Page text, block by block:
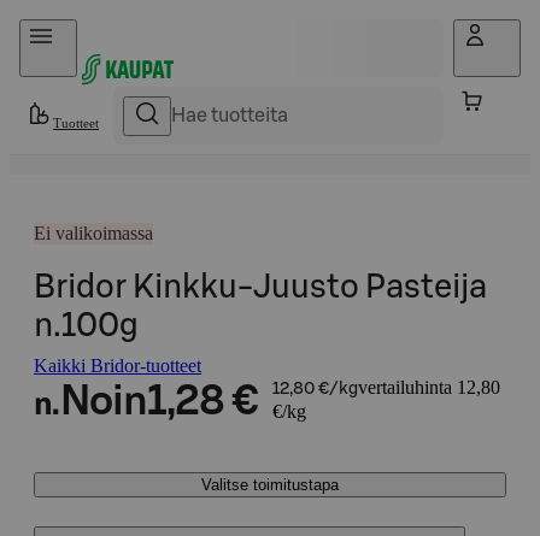
Hyppää sisältöön
Tuotteet
Ei valikoimassa
Bridor Kinkku-Juusto Pasteija
n.100g
Kaikki Bridor-tuotteet
n. Noin1,28 € 12,80 €/kgvertailuhinta 12,80
€/kg
Valitse toimitustapa